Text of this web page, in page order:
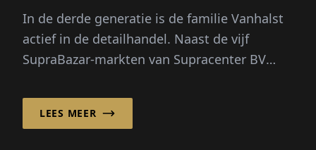
In de derde generatie is de familie Vanhalst
actief in de detailhandel. Naast de vijf
SupraBazar-markten van Supracenter BV
LEES MEER